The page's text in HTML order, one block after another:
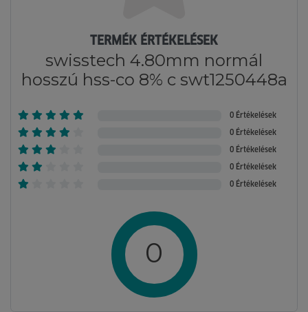
TERMÉK ÉRTÉKELÉSEK
swisstech 4.80mm normál
hosszú hss-co 8% c swt1250448a
0 Értékelések
0 Értékelések
0 Értékelések
0 Értékelések
0 Értékelések
0